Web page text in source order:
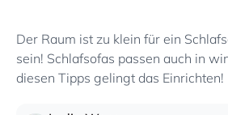
Der Raum ist zu klein für ein
sein! Schlafsofas passen auch in
diesen Tipps gelingt das Einrichten!